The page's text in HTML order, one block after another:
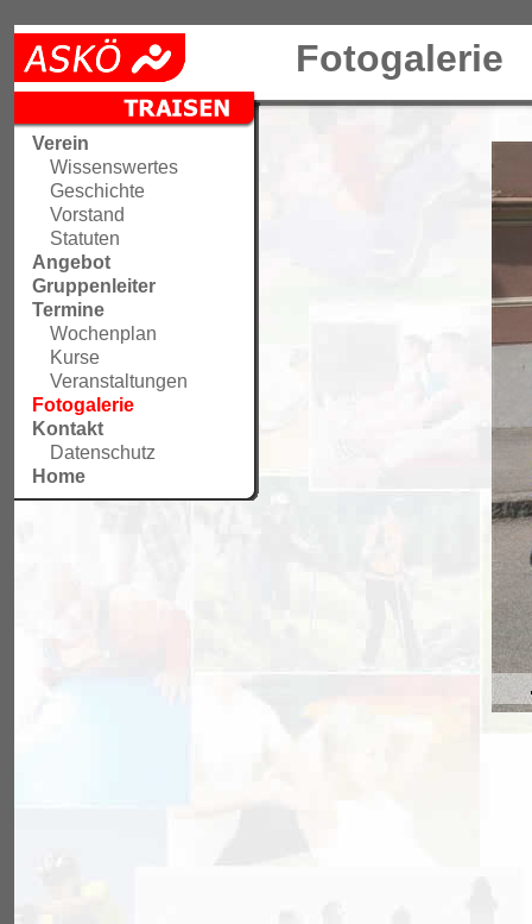
Verein
Wissenswertes
Geschichte
Vorstand
Statuten
Angebot
Gruppenleiter
Termine
Wochenplan
Kurse
Veranstaltungen
Fotogalerie
Kontakt
Datenschutz
Home
Fotogalerie